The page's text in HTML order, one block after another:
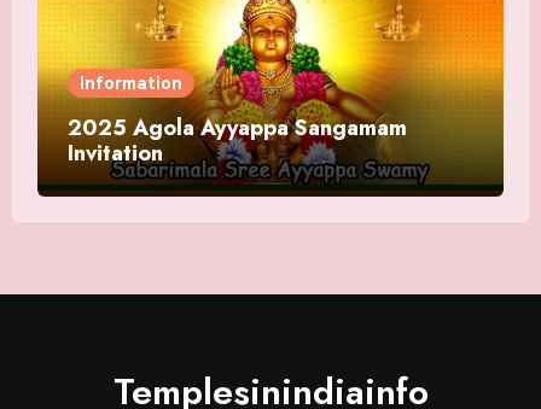
Information
2025 Agola Ayyappa Sangamam
Invitation
Templesinindiainfo